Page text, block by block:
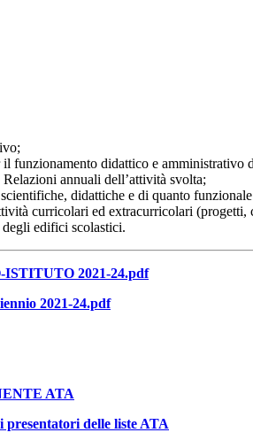
funzionamento didattico e
annuali dell’attività svolta;
didattiche e di quanto
curricolari ed extracurricolari (progetti,
edifici scolastici.
2021-24.pdf
2021-24.pdf
ATA
presentatori delle liste ATA